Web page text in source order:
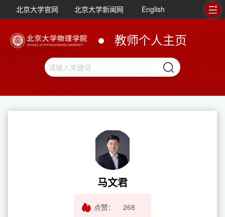
北京大学官网 北京大学新闻网 English
教师个人主页
马文君
点赞： 268